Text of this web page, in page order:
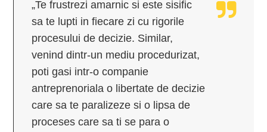
„Te frustrezi amarnic si este sisific
sa te lupti in fiecare zi cu rigorile
procesului de decizie. Similar,
venind dintr-un mediu procedurizat,
poti gasi intr-o companie
antreprenoriala o libertate de decizie
care sa te paralizeze si o lipsa de
proceses care sa ti se para o